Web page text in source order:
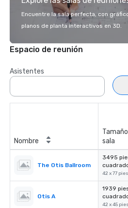
Encuentre la sala perfecta, con
planos de planta interactivos en 3D.
Espacio de reunión
Asistentes
Nombre
sala
The Otis Ballroom
3495
42 x 77
Otis A
1939
42 x 45